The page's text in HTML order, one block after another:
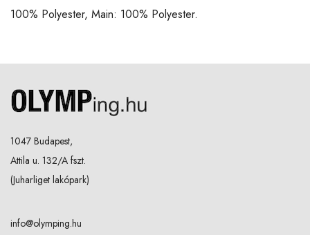
100% Polyester, Main: 100% Polyester.
1047 Budapest,
Attila u. 132/A fszt.
(Juharliget lakópark)
info@olymping.hu